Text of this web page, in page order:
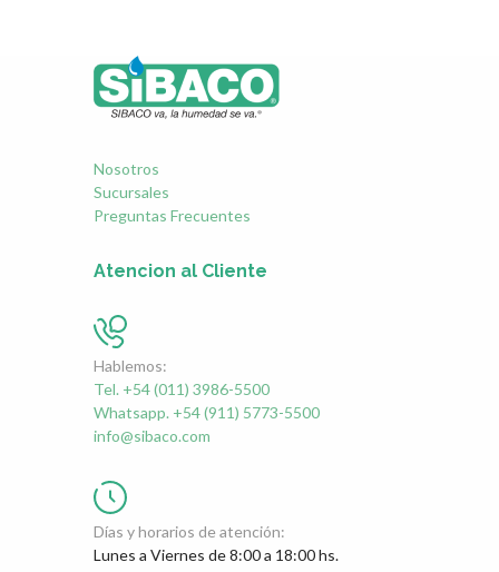
Nosotros
Sucursales
Preguntas Frecuentes
Atencion al Cliente
Hablemos:
Tel. +54 (011) 3986-5500
Whatsapp. +54 (911) 5773-5500
info@sibaco.com
Días y horarios de atención:
Lunes a Viernes de 8:00 a 18:00 hs.